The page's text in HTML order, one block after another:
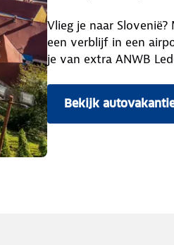
Vlieg je naar
een verblijf in een
je van extra ANWB
Bekijk